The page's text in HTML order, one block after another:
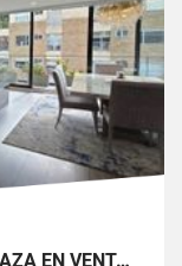
APARTAMENTO DÚPLEX CON TERRAZA EN VENTA BELLA SUIZA USAQUÉN BOGOTÁ